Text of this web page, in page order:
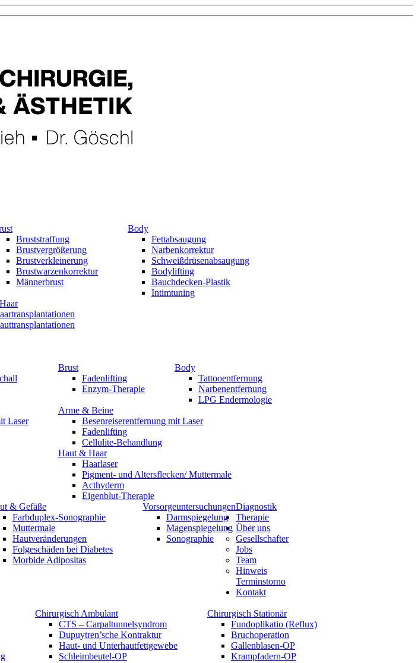
Bruststraffung
Brustvergrößerung
Brustverkleinerung
Brustwarzenkorrektur
Männerbrust
Body
Fettabsaugung
Narbenkorrektur
Schweißdrüsenabsaugung
Bodylifting
Bauchdecken-Plastik
Intimtuning
Laser
Brust
Fadenlifting
Enzym-Therapie
Body
Tattooentfernung
Narbenentfernung
LPG Endermologie
Arme & Beine
Besenreiserentfernung mit Laser
Fadenlifting
Cellulite-Behandlung
Haut & Haar
Haarlaser
Pigment- und Altersflecken/ Muttermale
Acthyderm
Eigenblut-Therapie
Diagnostik
& Gefäße
Farbduplex-Sonographie
Muttermale
Hautveränderungen
Folgeschäden bei Diabetes
Morbide Adipositas
Vorsorgeuntersuchungen
Darmspiegelung
Magenspiegelung
Sonographie
Therapie
Chirurgisch Ambulant
CTS – Carpaltunnelsyndrom
Dupuytren’sche Kontraktur
Haut- und Unterhautfettgewebe
Schleimbeutel-OP
Chirurgisch Stationär
Fundoplikatio (Reflux)
Bruchoperation
Gallenblasen-OP
Krampfadern-OP
Über uns
Gesellschafter
Jobs
Team
Hinweis
Terminstorno
Kontakt